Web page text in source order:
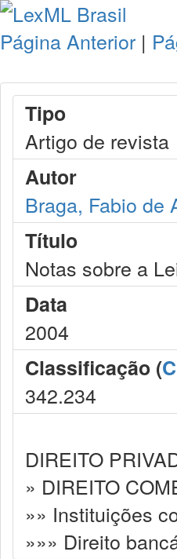
Página Anterior |
Tipo
Artigo de revista
Autor
Braga, Fabio de
Título
Notas sobre a
Data
2004
Classificação (
342.234
DIREITO
» DIREITO
»» Instituições
»»» Direito